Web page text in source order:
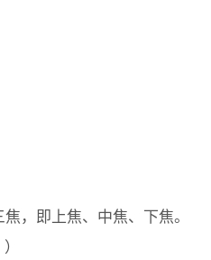
焦，即上焦、中焦、下焦。